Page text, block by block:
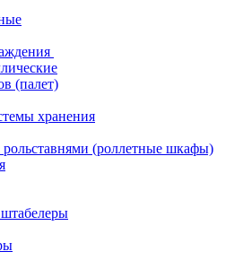
(палет)
хранения
(роллетные шкафы)